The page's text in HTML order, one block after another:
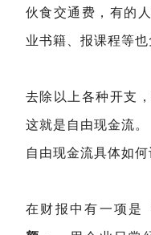
伙食交通费，有的
业书籍、报课程等也
去除以上各种开支
这就是自由现金流。
自由现金流具体如何
在财报中有一项是